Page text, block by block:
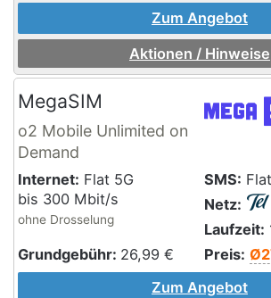
Zum Angebot
Aktionen / Hinweise
MegaSIM
o2 Mobile Unlimited on
Demand
Internet: Flat 5G
bis 300 Mbit/s
ohne Drosselung
SMS:
Netz:
Laufzeit:
Grundgebühr: 26,99 € Preis:
Zum Angebot